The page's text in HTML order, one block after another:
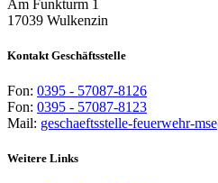
Am Funkturm 1
17039 Wulkenzin
Kontakt Geschäftsstelle
Fon: 0395 - 57087-8126
Fon: 0395 - 57087-8123
Mail: geschaeftsstelle-feuerwehr-
Weitere Links